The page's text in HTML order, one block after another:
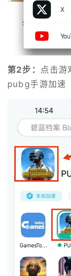
谷歌服务框架
件，无需担心手
【电竞级加速：
覆盖海外多个
韩服、港澳台服
ping延迟低，玩
【国际服汉化：
自带汉化功能
化功能，一键
语言问题。
第2步： 点击游
pubg手游加速